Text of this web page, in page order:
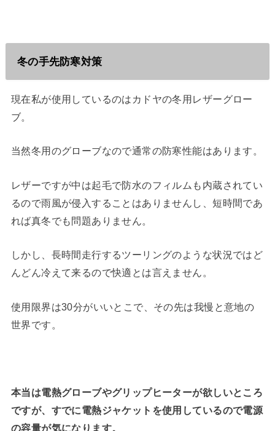
冬の手先防寒対策
現在私が使用しているのはカドヤの冬用レザーグロー
ブ。
当然冬用のグローブなので通常の防寒性能はあります。
レザーですが中は起毛で防水のフィルムも内蔵されてい
るので雨風が侵入することはありませんし、短時間であ
れば真冬でも問題ありません。
しかし、長時間走行するツーリングのような状況ではど
んどん冷えて来るので快適とは言えません。
使用限界は30分がいいとこで、その先は我慢と意地の
世界です。
本当は電熱グローブやグリップヒーターが欲しいところ
ですが、すでに電熱ジャケットを使用しているので電源
の容量が気になります。